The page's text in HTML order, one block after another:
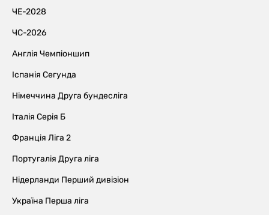
ЧЕ-2028
ЧС-2026
Англія Чемпіоншип
Іспанія Сегунда
Німеччина Друга бундесліга
Італія Серія Б
Франція Ліга 2
Португалія Друга ліга
Нідерланди Перший дивізіон
Україна Перша ліга